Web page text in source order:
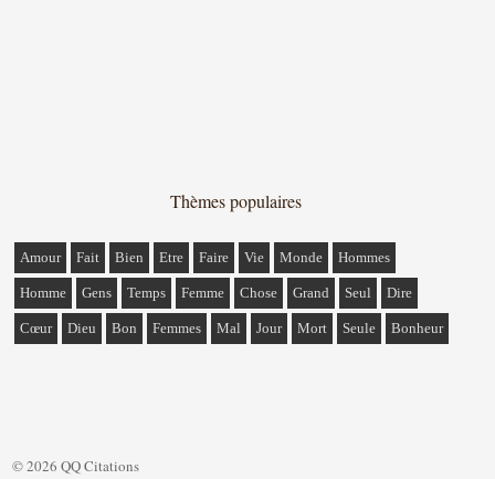
Thèmes populaires
Amour Fait Bien Etre Faire Vie Monde Hommes
Homme Gens Temps Femme Chose Grand Seul Dire
Cœur Dieu Bon Femmes Mal Jour Mort Seule Bonheur
© 2026 QQ Citations